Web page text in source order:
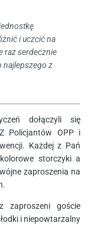
i uczcić na
raz serdecznie
najlepszego z
dołączyli się
Policjantów OPP i
Każdej z Pań
storczyki a
zaproszenia na
zaproszeni goście
i niepowtarzalny